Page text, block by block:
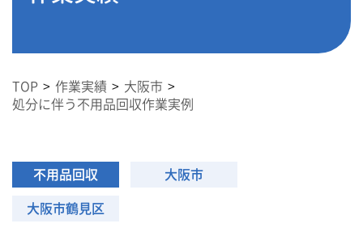
TOP 作業実績
大阪市
処分に伴う不用品回収作業実例
不用品回収 大阪市
大阪市鶴見区